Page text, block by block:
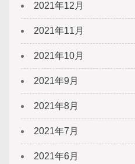
2021年12月
2021年11月
2021年10月
2021年9月
2021年8月
2021年7月
2021年6月